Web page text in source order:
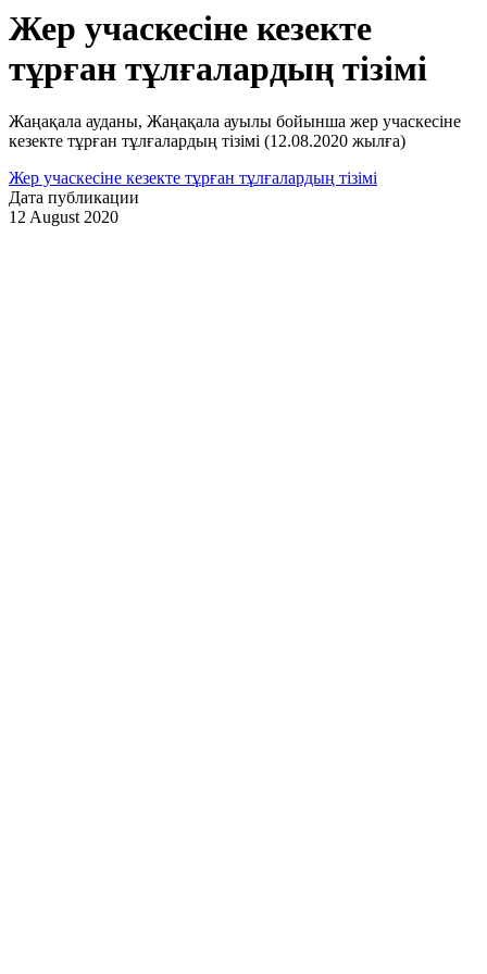
Жер учаскесіне кезекте
тұрған тұлғалардың тізімі
Жаңақала ауданы, Жаңақала ауылы бойынша жер учаскесіне
кезекте тұрған тұлғалардың тізімі (12.08.2020 жылға)
Жер учаскесіне кезекте тұрған тұлғалардың тізімі
Дата публикации
12 August 2020